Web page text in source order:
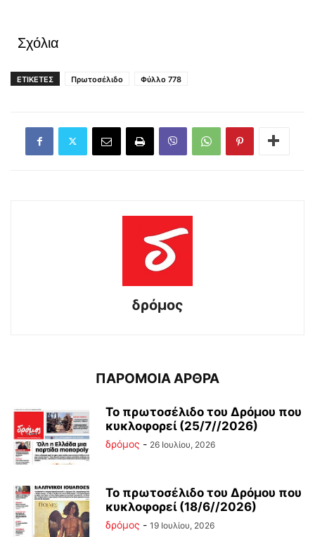
Σχόλια
ΕΤΙΚΕΤΕΣ Πρωτοσέλιδο Φύλλο 778
δρόμος
ΠΑΡΟΜΟΙΑ ΑΡΘΡΑ
Το πρωτοσέλιδο του Δρόμου που
κυκλοφορεί (25/7//2026)
δρόμος - 26 Ιουλίου, 2026
Το πρωτοσέλιδο του Δρόμου που
κυκλοφορεί (18/6//2026)
δρόμος - 19 Ιουλίου, 2026